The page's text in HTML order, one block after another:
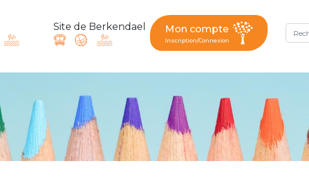
suggestion :
Site de Berkendael Mon compte
Inscription/Connexion